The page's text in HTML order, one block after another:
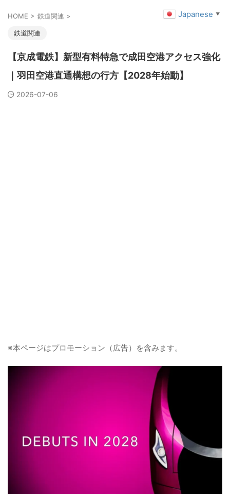
HOME > 鉄道関連 >
鉄道関連
【京成電鉄】新型有料特急で成田空港アクセス強化
｜羽田空港直通構想の行方【2028年始動】
2026-07-06
※本ページはプロモーション（広告）を含みます。
Japanese ▼